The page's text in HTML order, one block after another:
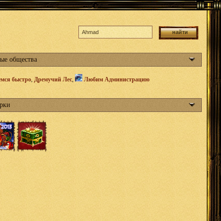
общества
быстро, Дремучий Лес, Любим Администрацию